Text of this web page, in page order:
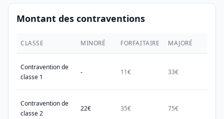
Montant des contraventions
CLASSE MINORÉ FORFAITAIRE MAJORÉ
Contravention de
classe 1
- 11€ 33€
Contravention de
classe 2
22€ 35€ 75€